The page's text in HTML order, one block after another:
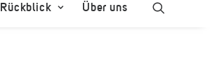
Rückblick Über uns